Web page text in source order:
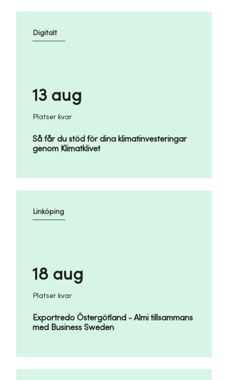
Så får du stöd för dina klimatinvesteringar
genom Klimatklivet
13 aug
Platser kvar
Digitalt
Exportredo Östergötland - Almi tillsammans
med Business Sweden
18 aug
Platser kvar
Linköping